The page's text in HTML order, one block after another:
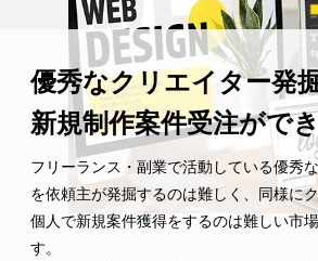
優秀なクリエイター発
新規制作案件受注がで
フリーランス・副業で活動している優秀
を依頼主が発掘するのは難しく、同様に
個人で新規案件獲得をするのは難しい市
す。